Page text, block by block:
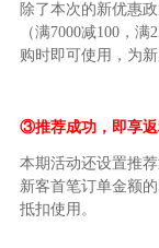
除了本次的新优惠
（满7000减100，满
购时即可使用，为
③推荐成功，即享返
本期活动还设置推
新客首笔订单金额的
抵扣使用。